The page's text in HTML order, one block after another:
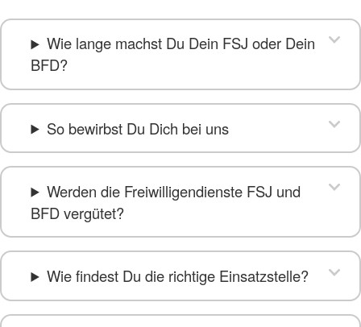
Wie lange machst Du Dein FSJ oder Dein
BFD?
So bewirbst Du Dich bei uns
Werden die Freiwilligendienste FSJ und
BFD vergütet?
Wie findest Du die richtige Einsatzstelle?